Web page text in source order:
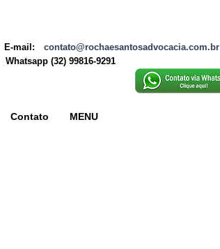
E-mail:
contato@rochaesantosadvocacia.com.br
Whatsapp (32) 99816-9291
Contato MENU